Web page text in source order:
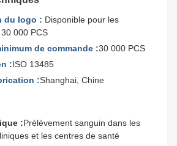
du logo : Disponible pour les
000 PCS
de commande :30 000 PCS
:ISO 13485
:Shanghai, Chine
:Prélèvement sanguin dans les
et les centres de santé